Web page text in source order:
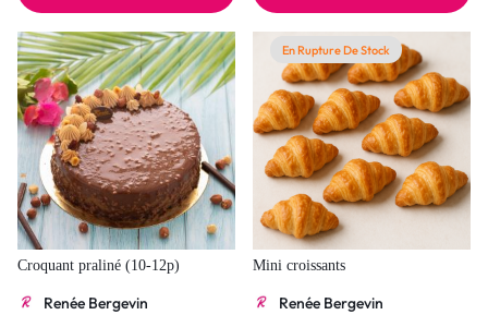
Croquant praliné (10-12p)
Renée Bergevin
En Rupture De Stock
Mini croissants
Renée Bergevin